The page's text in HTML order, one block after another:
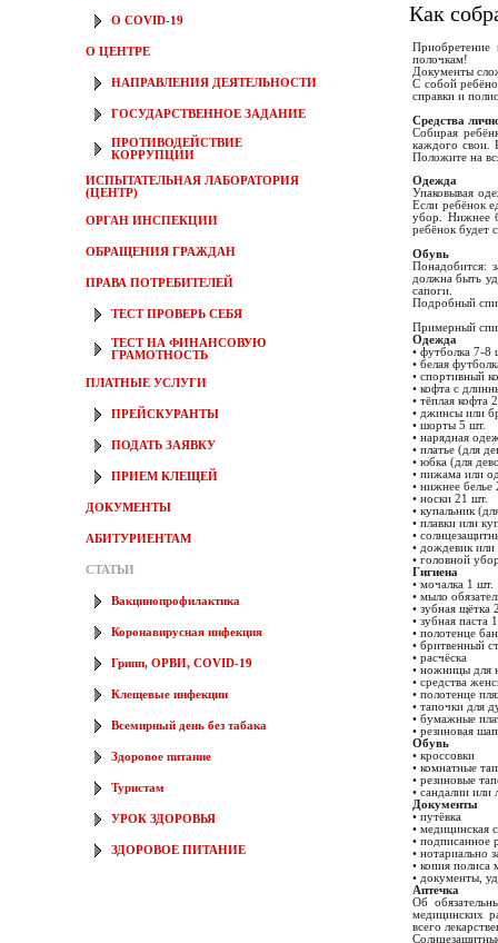
О COVID-19
О ЦЕНТРЕ
НАПРАВЛЕНИЯ ДЕЯТЕЛЬНОСТИ
ГОСУДАРСТВЕННОЕ ЗАДАНИЕ
ПРОТИВОДЕЙСТВИЕ
КОРРУПЦИИ
ИСПЫТАТЕЛЬНАЯ ЛАБОРАТОРИЯ
(ЦЕНТР)
ОРГАН ИНСПЕКЦИИ
ОБРАЩЕНИЯ ГРАЖДАН
ПРАВА ПОТРЕБИТЕЛЕЙ
ТЕСТ ПРОВЕРЬ СЕБЯ
ТЕСТ НА ФИНАНСОВУЮ
ГРАМОТНОСТЬ
ПЛАТНЫЕ УСЛУГИ
ПРЕЙСКУРАНТЫ
ПОДАТЬ ЗАЯВКУ
ПРИЕМ КЛЕЩЕЙ
ДОКУМЕНТЫ
АБИТУРИЕНТАМ
СТАТЬИ
Вакцинопрофилактика
Коронавирусная инфекция
Грипп, ОРВИ, COVID-19
Клещевые инфекции
Всемирный день без табака
Здоровое питание
Туристам
УРОК ЗДОРОВЬЯ
ЗДОРОВОЕ ПИТАНИЕ
Как
Приобретение
полочкам!
Документы
С собой
справки и
Средства
Собирая
каждого свои.
Положите на
Одежда
Упаковывая
Если ребёнок
убор. Нижнее
ребёнок будет
Обувь
Понадобится:
должна быть
сапоги.
Подробный
Примерный
Одежда
• футболка 7-8
• белая
• спортивный
• кофта с
• тёплая кофта
• джинсы или
• шорты 5 шт.
• нарядная
• платье (для
• юбка (для
• пижама или
• нижнее белье
• носки 21 шт.
• купальник
• плавки или
•
• дождевик или
• головной
Гигиена
• мочалка 1 шт.
• мыло
• зубная щётка
• зубная паста
• полотенце
• бритвенный
• расчёска
• ножницы для
• средства
• полотенце
• тапочки для
• бумажные
• резиновая
Обувь
• кроссовки
• комнатные
• резиновые
• сандалии или
Документы
• путёвка
• медицинская
• подписанное
• нотариально
• копия полиса
• документы,
Аптечка
Об
медицинских
всего